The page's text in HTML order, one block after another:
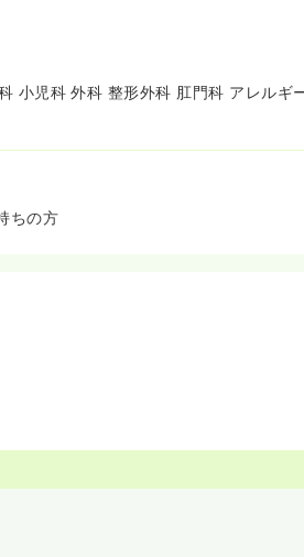
小児科 外科 整形外科 肛門科 アレルギ
ちの方